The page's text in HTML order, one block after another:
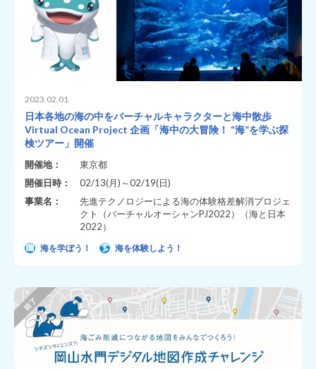
2023.02.01
日本各地の海の中をバーチャルキャラクターと海中散歩
Virtual Ocean Project 企画「海中の大冒険！ “海”を学ぶ探
検ツアー」開催
開催地：
東京都
開催日時：
02/13(月)～02/19(日)
事業名：
先進テクノロジーによる海の体験格差解消プロジェ
クト（バーチャルオーシャンPJ2022）（海と日本
2022）
海を学ぼう！ 海を体験しよう！